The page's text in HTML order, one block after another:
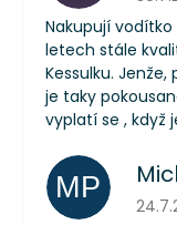
Nakupují
letech stále
Kessulku.
je taky
vyplatí se , když
MP